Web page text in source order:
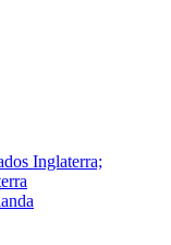
Inglaterra;